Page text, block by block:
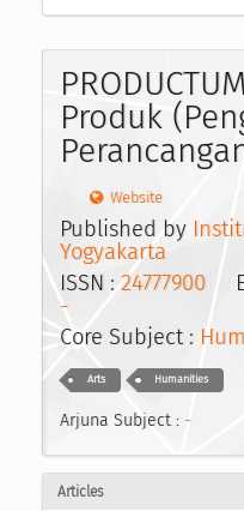
Produk
Website
Published by
Yogyakarta
ISSN : 24777900
-
Core Subject :
Arts Humanities
Arjuna Subject : -
Articles